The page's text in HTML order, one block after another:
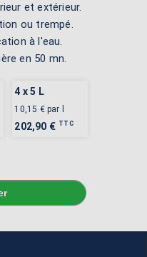
et extérieur.
ou trempé.
à l'eau.
en 50 mn.
4 x 5 L
10,15 €par l
202,90 € TTC
au panier